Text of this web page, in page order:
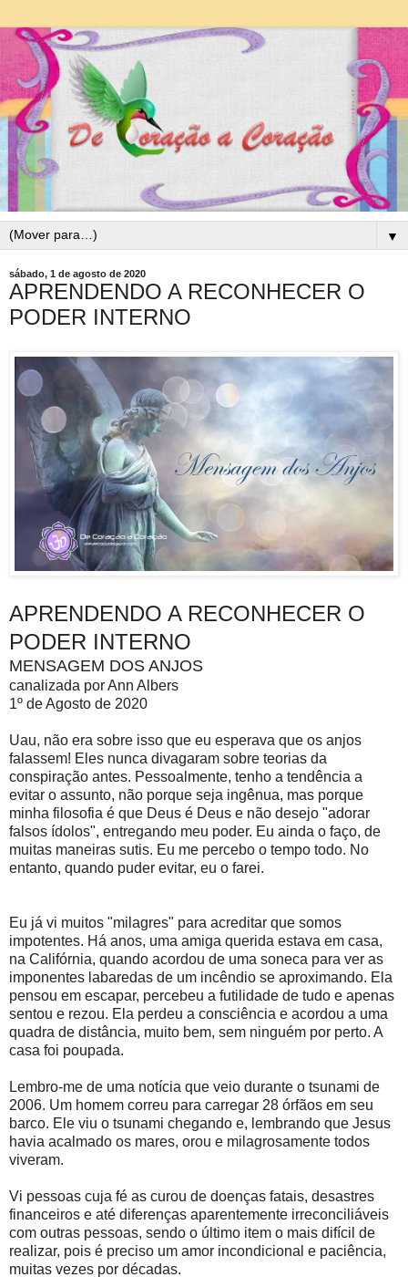
▼
sábado, 1 de agosto de 2020
APRENDENDO A RECONHECER O
PODER INTERNO
APRENDENDO A RECONHECER O
PODER INTERNO
MENSAGEM DOS ANJOS
canalizada por Ann Albers
1º de Agosto de 2020
Uau, não era sobre isso que eu esperava que os anjos
falassem! Eles nunca divagaram sobre teorias da
conspiração antes. Pessoalmente, tenho a tendência a
evitar o assunto, não porque seja ingênua, mas porque
minha filosofia é que Deus é Deus e não desejo "adorar
falsos ídolos", entregando meu poder. Eu ainda o faço, de
muitas maneiras sutis. Eu me percebo o tempo todo. No
entanto, quando puder evitar, eu o farei.
Eu já vi muitos "milagres" para acreditar que somos
impotentes. Há anos, uma amiga querida estava em casa,
na Califórnia, quando acordou de uma soneca para ver as
imponentes labaredas de um incêndio se aproximando. Ela
pensou em escapar, percebeu a futilidade de tudo e apenas
sentou e rezou. Ela perdeu a consciência e acordou a uma
quadra de distância, muito bem, sem ninguém por perto. A
casa foi poupada.
Lembro-me de uma notícia que veio durante o tsunami de
2006. Um homem correu para carregar 28 órfãos em seu
barco. Ele viu o tsunami chegando e, lembrando que Jesus
havia acalmado os mares, orou e milagrosamente todos
viveram.
Vi pessoas cuja fé as curou de doenças fatais, desastres
financeiros e até diferenças aparentemente irreconciliáveis ​​
com outras pessoas, sendo o último item o mais difícil de
realizar, pois é preciso um amor incondicional e paciência,
muitas vezes por décadas.